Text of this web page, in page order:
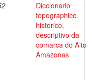
Diccionario
topographico,
historico,
descriptivo da
comarca do Alto-
Amazonas